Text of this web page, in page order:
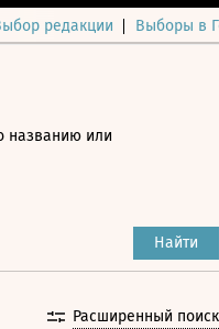
редакции Выборы в
названию или
Найти
Расширенный поиск